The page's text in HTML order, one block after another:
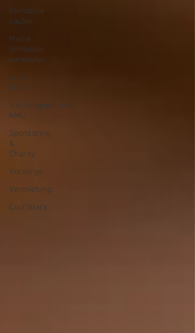
Immobilie
kaufen
Meine
Immobilie
verkaufen
In den
Medien
Nachfolgeplanung
KMU
Sponsoring
&
Charity
Vorsorge
Vermietung
Courtelary